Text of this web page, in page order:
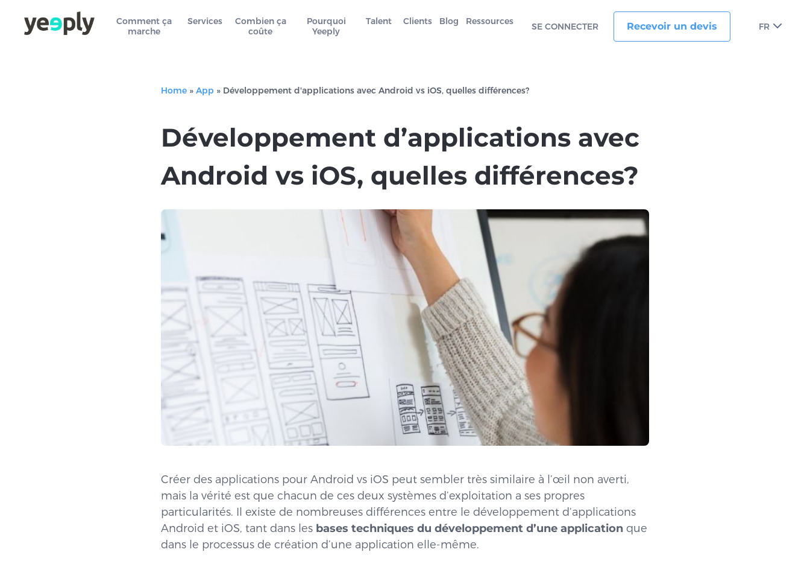
Comment ça
marche
Services
Combien ça
coûte
Pourquoi
Yeeply
Talent Clients Blog Ressources SE CONNECTER Recevoir un devis FR
Home » App » Développement d'applications avec Android vs iOS, quelles différences?
Développement d’applications avec
Android vs iOS, quelles différences?
Créer des applications pour Android vs iOS peut sembler très similaire à l’œil non averti,
mais la vérité est que chacun de ces deux systèmes d’exploitation a ses propres
particularités. Il existe de nombreuses différences entre le développement d’applications
Android et iOS, tant dans les bases techniques du développement d’une application que
dans le processus de création d’une application elle-même.